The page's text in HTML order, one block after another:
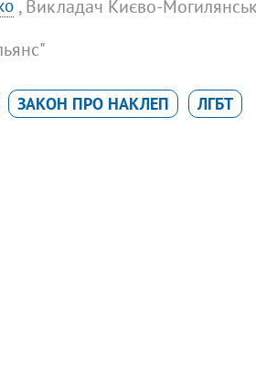
, Викладач Києво-
ЗАКОН ПРО НАКЛЕП ЛГБТ